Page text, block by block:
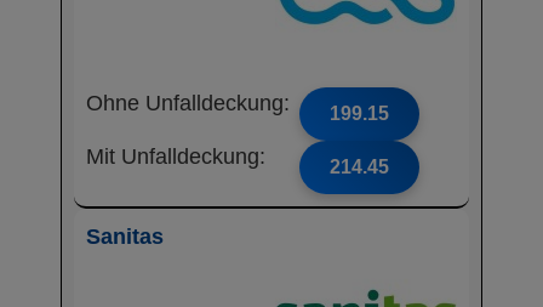
Ohne Unfalldeckung: 199.15
Mit Unfalldeckung: 214.45
Sanitas